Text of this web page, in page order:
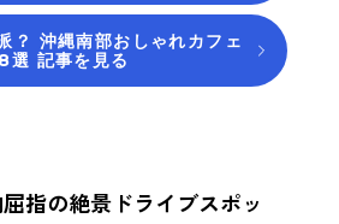
？ 沖縄南部おしゃれカフェ
8選 記事を見る
指の絶景ドライブスポッ